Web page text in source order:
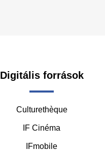
Digitális források
Culturethèque
IF Cinéma
IFmobile